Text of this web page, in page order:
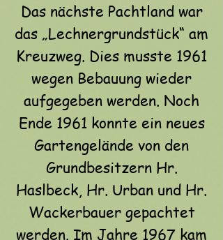
Das nächste Pachtland war
das „Lechnergrundstück“ am
Kreuzweg. Dies musste 1961
wegen Bebauung wieder
aufgegeben werden. Noch
Ende 1961 konnte ein neues
Gartengelände von den
Grundbesitzern Hr.
Haslbeck, Hr. Urban und Hr.
Wackerbauer gepachtet
werden. Im Jahre 1967 kam